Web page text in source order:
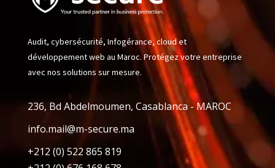
Audit, cybersécurité, Infogérance, cloud et
développement web au Maroc. Protégez votre entreprise
avec nos solutions sur mesure.
236, Bd Abdelmoumen, Casablanca - MAROC
info.mail@m-secure.ma
+212 (0) 522 865 819